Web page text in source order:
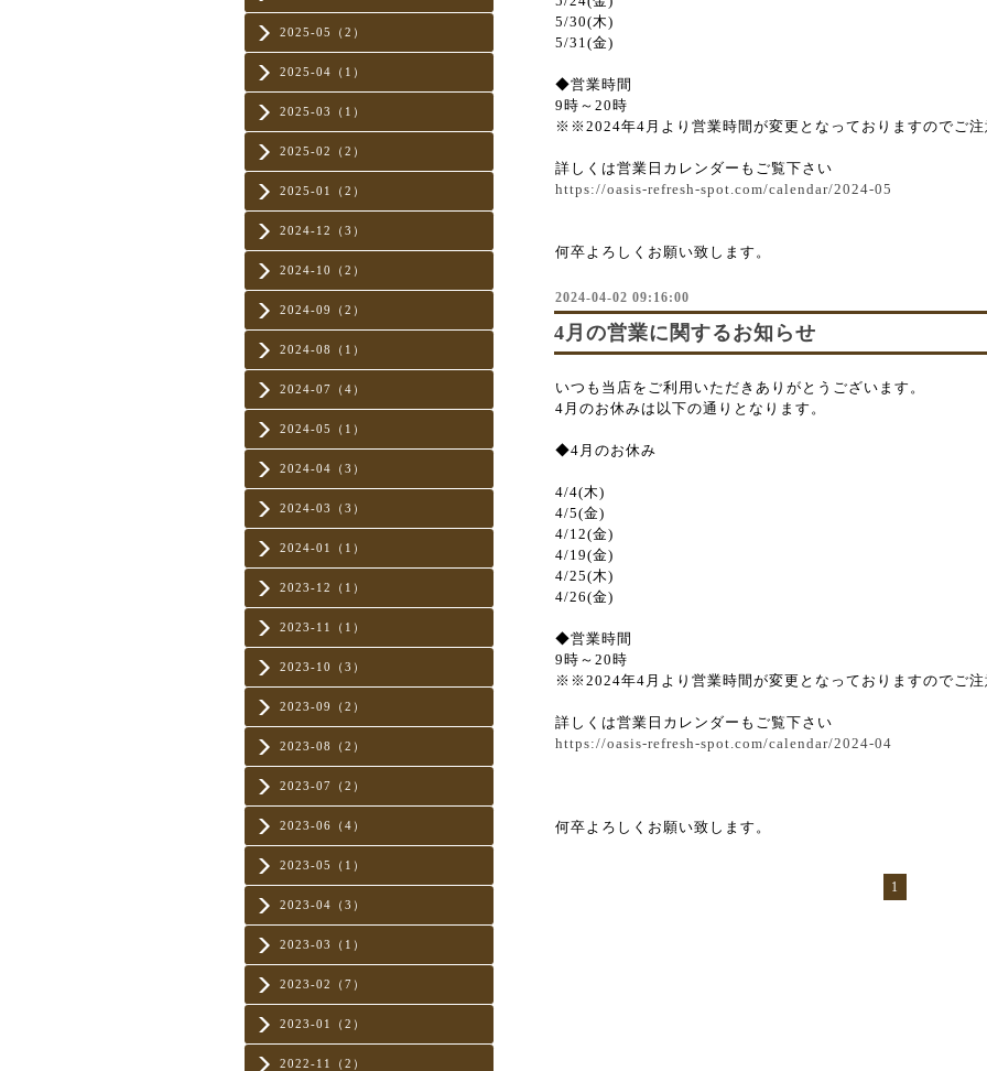
2025-05（2）
2025-04（1）
2025-03（1）
2025-02（2）
2025-01（2）
2024-12（3）
2024-10（2）
2024-09（2）
2024-08（1）
2024-07（4）
2024-05（1）
2024-04（3）
2024-03（3）
2024-01（1）
2023-12（1）
2023-11（1）
2023-10（3）
2023-09（2）
2023-08（2）
2023-07（2）
2023-06（4）
2023-05（1）
2023-04（3）
2023-03（1）
2023-02（7）
2023-01（2）
2022-11（2）
5/30(木)
5/31(金)
◆営業時間
9時～20時
※※2024年4月より営業時間が変更となっておりますのでご注
詳しくは営業日カレンダーもご覧下さい
https://oasis-refresh-spot.com/calendar/2024-05
何卒よろしくお願い致します。
2024-04-02 09:16:00
4月の営業に関するお知らせ
いつも当店をご利用いただきありがとうございます。
4月のお休みは以下の通りとなります。
◆4月のお休み
4/4(木)
4/5(金)
4/12(金)
4/19(金)
4/25(木)
4/26(金)
◆営業時間
9時～20時
※※2024年4月より営業時間が変更となっておりますのでご注
詳しくは営業日カレンダーもご覧下さい
https://oasis-refresh-spot.com/calendar/2024-04
何卒よろしくお願い致します。
1